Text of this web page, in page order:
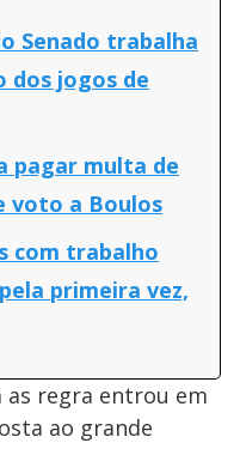
Senado trabalha
dos jogos de
pagar multa de
voto a Boulos
com trabalho
primeira vez,
as regra entrou em
ao grande